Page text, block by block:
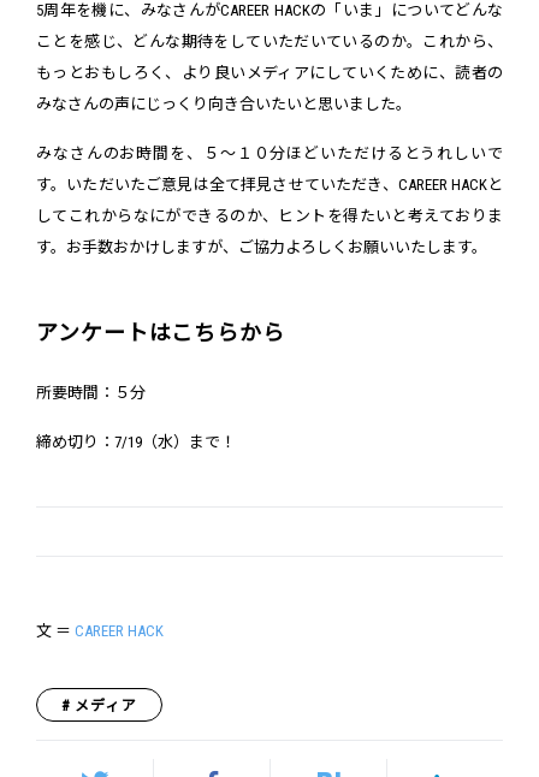
5周年を機に、みなさんがCAREER HACKの「いま」についてどんな
ことを感じ、どんな期待をしていただいているのか。これから、
もっとおもしろく、より良いメディアにしていくために、読者の
みなさんの声にじっくり向き合いたいと思いました。
みなさんのお時間を、５～１０分ほどいただけるとうれしいで
す。いただいたご意見は全て拝見させていただき、CAREER HACKと
してこれからなにができるのか、ヒントを得たいと考えておりま
す。お手数おかけしますが、ご協力よろしくお願いいたします。
アンケートはこちらから
所要時間：５分
締め切り：7/19（水）まで！
文 ＝ CAREER HACK
メディア